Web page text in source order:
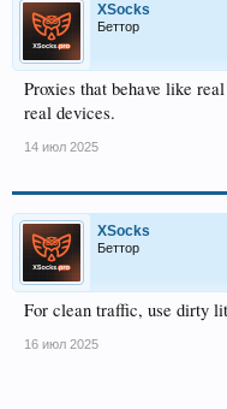
XSocks
Беттор
Proxies that behave like
real devices.
14 июл 2025
XSocks
Беттор
For clean traffic, use dirty
16 июл 2025